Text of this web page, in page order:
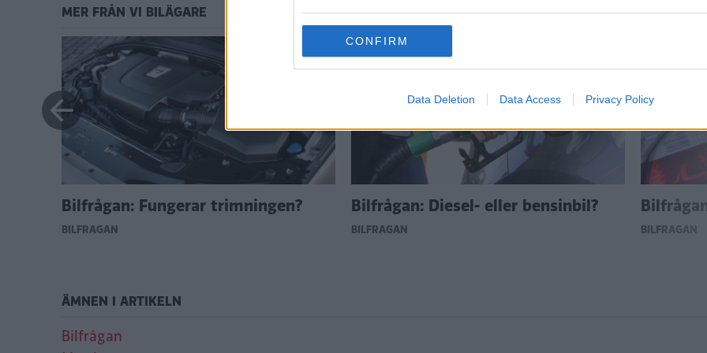
CONFIRM
Data Deletion Data Access Privacy Policy
MER FRÅN VI BILÄGARE
Bilfrågan: Fungerar trimningen?
BILFRÅGAN
Bilfrågan: Diesel- eller bensinbil?
BILFRÅGAN BILFRÅGAN
ÄMNEN I ARTIKELN
Bilfrågan